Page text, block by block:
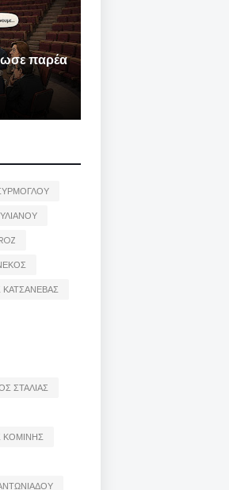
παρέα
ΣΤΑΛΙΑΣ
ΚΟΜΙΝΗΣ